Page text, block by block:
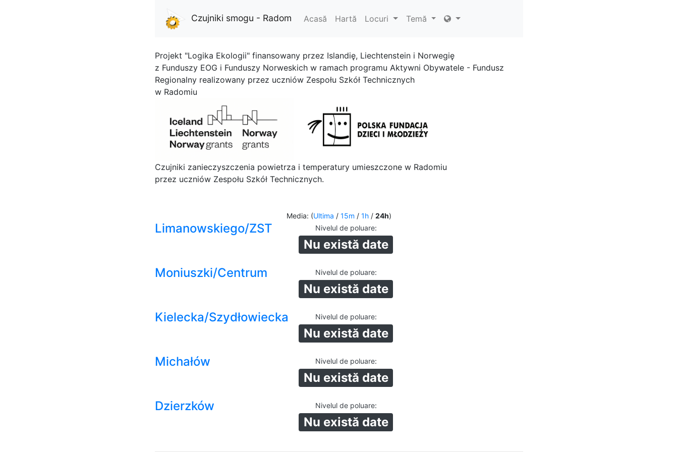
Czujniki smogu - Radom Acasă Hartă Locuri Temă
Projekt "Logika Ekologii" finansowany przez Islandię, Liechtenstein i Norwegię
z Funduszy EOG i Funduszy Norweskich w ramach programu Aktywni Obywatele - Fundusz
Regionalny realizowany przez uczniów Zespołu Szkół Technicznych
w Radomiu
Czujniki zanieczyszczenia powietrza i temperatury umieszczone w Radomiu
przez uczniów Zespołu Szkół Technicznych.
Media: (Ultima / 15m / 1h / 24h)
Limanowskiego/ZST Nivelul de poluare:
Nu există date
Moniuszki/Centrum
Nivelul de poluare:
Nu există date
Kielecka/Szydłowiecka
Nivelul de poluare:
Nu există date
Michałów
Nivelul de poluare:
Nu există date
Dzierzków
Nivelul de poluare:
Nu există date